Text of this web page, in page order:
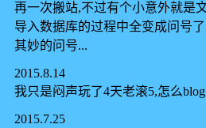
再一次搬站,不过有个小意外就是
导入数据库的过程中全变成问号
其妙的问号...
2015.8.14
我只是闷声玩了4天老滚5,怎么
2015.7.25